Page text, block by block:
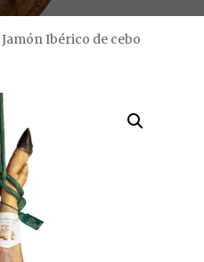
Jamón Ibérico de cebo